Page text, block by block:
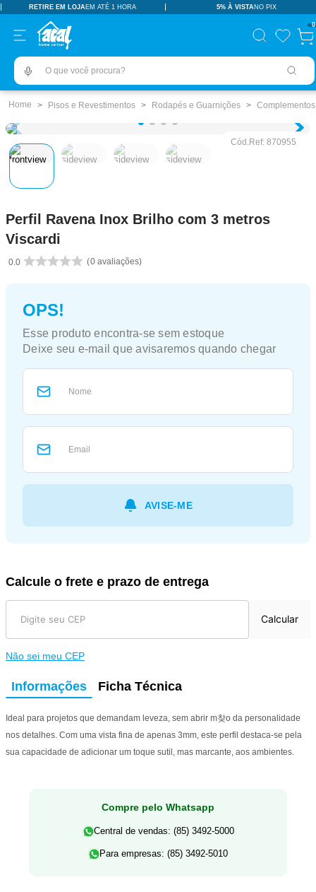
RETIRE EM LOJAEM ATÉ 1 HORA 5% À VISTANO PIX
0
O que você procura?
Pisos e Revestimentos Rodapés e Guarnições Complementos
Cód.Ref: 870955
Perfil Ravena Inox Brilho com 3 metros
Viscardi
0.0 0 avaliações
Calcule o frete e prazo de entrega
Calcular
Não sei meu CEP
Informações Ficha Técnica
Ideal para projetos que demandam leveza, sem abrir m찾o da personalidade
nos detalhes. Com uma vista fina de apenas 3mm, este perfil destaca-se pela
sua capacidade de adicionar um toque sutil, mas marcante, aos ambientes.
Compre pelo Whatsapp
Central de vendas: (85) 3492-5000
Para empresas: (85) 3492-5010
TERMOS MAIS BUSCADOS
pisos revestimentos
º ceramica
tinta
4
5º revestimento
8º chuveiro
9º porta
1